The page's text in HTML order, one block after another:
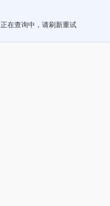
正在查询中，请刷新重试